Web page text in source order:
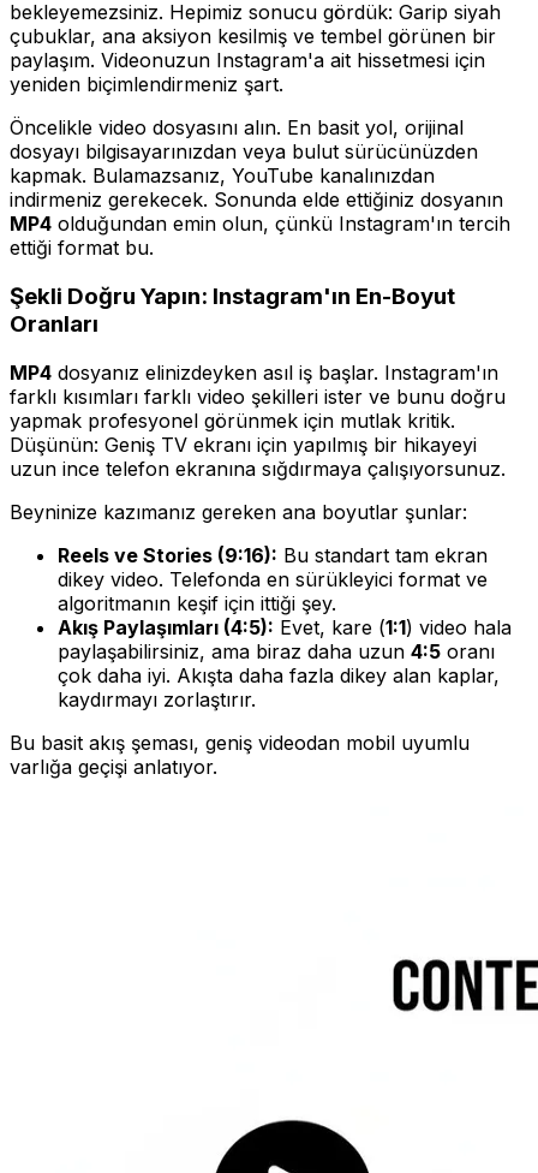
bekleyemezsiniz. Hepimiz sonucu gördük: Garip siyah
çubuklar, ana aksiyon kesilmiş ve tembel görünen bir
paylaşım. Videonuzun Instagram'a ait hissetmesi için
yeniden biçimlendirmeniz şart.
Öncelikle video dosyasını alın. En basit yol, orijinal
dosyayı bilgisayarınızdan veya bulut sürücünüzden
kapmak. Bulamazsanız, YouTube kanalınızdan
indirmeniz gerekecek. Sonunda elde ettiğiniz dosyanın
MP4 olduğundan emin olun, çünkü Instagram'ın tercih
ettiği format bu.
Şekli Doğru Yapın: Instagram'ın En-Boyut
Oranları
MP4 dosyanız elinizdeyken asıl iş başlar. Instagram'ın
farklı kısımları farklı video şekilleri ister ve bunu doğru
yapmak profesyonel görünmek için mutlak kritik.
Düşünün: Geniş TV ekranı için yapılmış bir hikayeyi
uzun ince telefon ekranına sığdırmaya çalışıyorsunuz.
Beyninize kazımanız gereken ana boyutlar şunlar:
Reels ve Stories (9:16): Bu standart tam ekran
dikey video. Telefonda en sürükleyici format ve
algoritmanın keşif için ittiği şey.
Akış Paylaşımları (4:5): Evet, kare (1:1) video hala
paylaşabilirsiniz, ama biraz daha uzun 4:5 oranı
çok daha iyi. Akışta daha fazla dikey alan kaplar,
kaydırmayı zorlaştırır.
Bu basit akış şeması, geniş videodan mobil uyumlu
varlığa geçişi anlatıyor.